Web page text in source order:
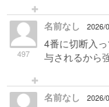
497
名前なし 2026/
4番に切断入
与されるから
名前なし 2026/